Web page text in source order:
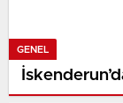
GENEL